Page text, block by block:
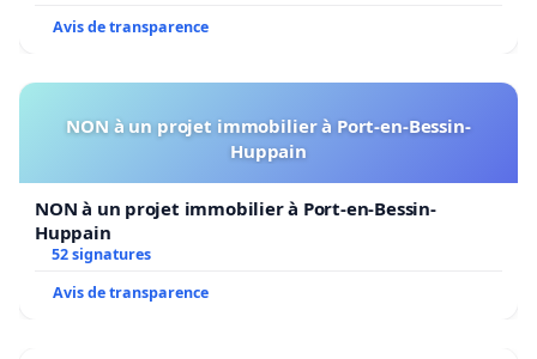
Avis de transparence
NON à un projet immobilier à Port-en-Bessin-
Huppain
NON à un projet immobilier à Port-en-Bessin-
Huppain
52 signatures
Avis de transparence